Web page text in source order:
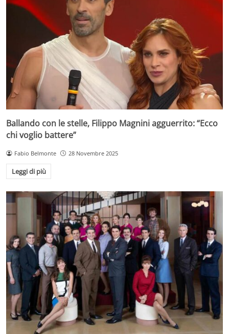
Ballando con le stelle, Filippo Magnini agguerrito: “Ecco
chi voglio battere”
Fabio Belmonte 28 Novembre 2025
Leggi di più